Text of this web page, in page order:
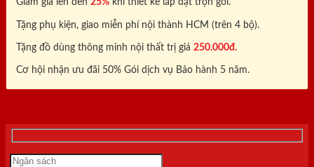
Tặng phụ kiện, giao miễn phí nội thành HCM (trên 4 bộ).
Tặng đồ dùng thông minh nội thất trị giá 250.000đ.
Cơ hội nhận ưu đãi 50% Gói dịch vụ Bảo hành 5 năm.